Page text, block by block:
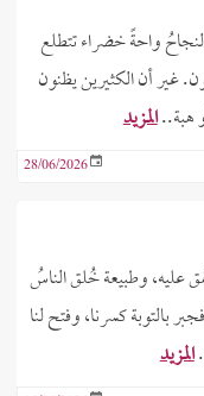
النجاحُ واحةً خضراء تتطلع
غير أن الكثيرين يظنون
هبة..المزيد
28/06/2026
عليه، وطبيعة خُلق الناسُ
بالتوبة كسرنا، وفتح لنا
المزيد